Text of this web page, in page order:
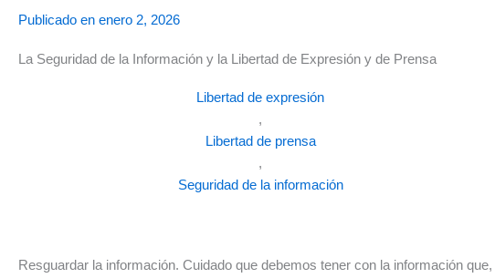
Publicado en enero 2, 2026
La Seguridad de la Información y la Libertad de Expresión y de Prensa
Libertad de expresión
,
Libertad de prensa
,
Seguridad de la información
Resguardar la información. Cuidado que debemos tener con la información que,